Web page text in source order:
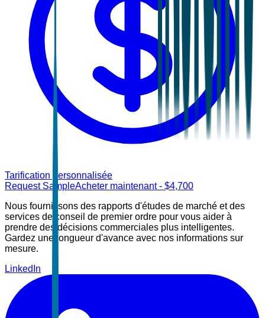
Tarification personnalisée
Request SampleAcheter maintenant- $4,700
Nous fournissons des rapports d'études de marché et des
services de conseil de premier ordre pour vous aider à
prendre des décisions commerciales plus intelligentes.
Gardez une longueur d'avance avec nos informations sur
mesure.
LinkedIn